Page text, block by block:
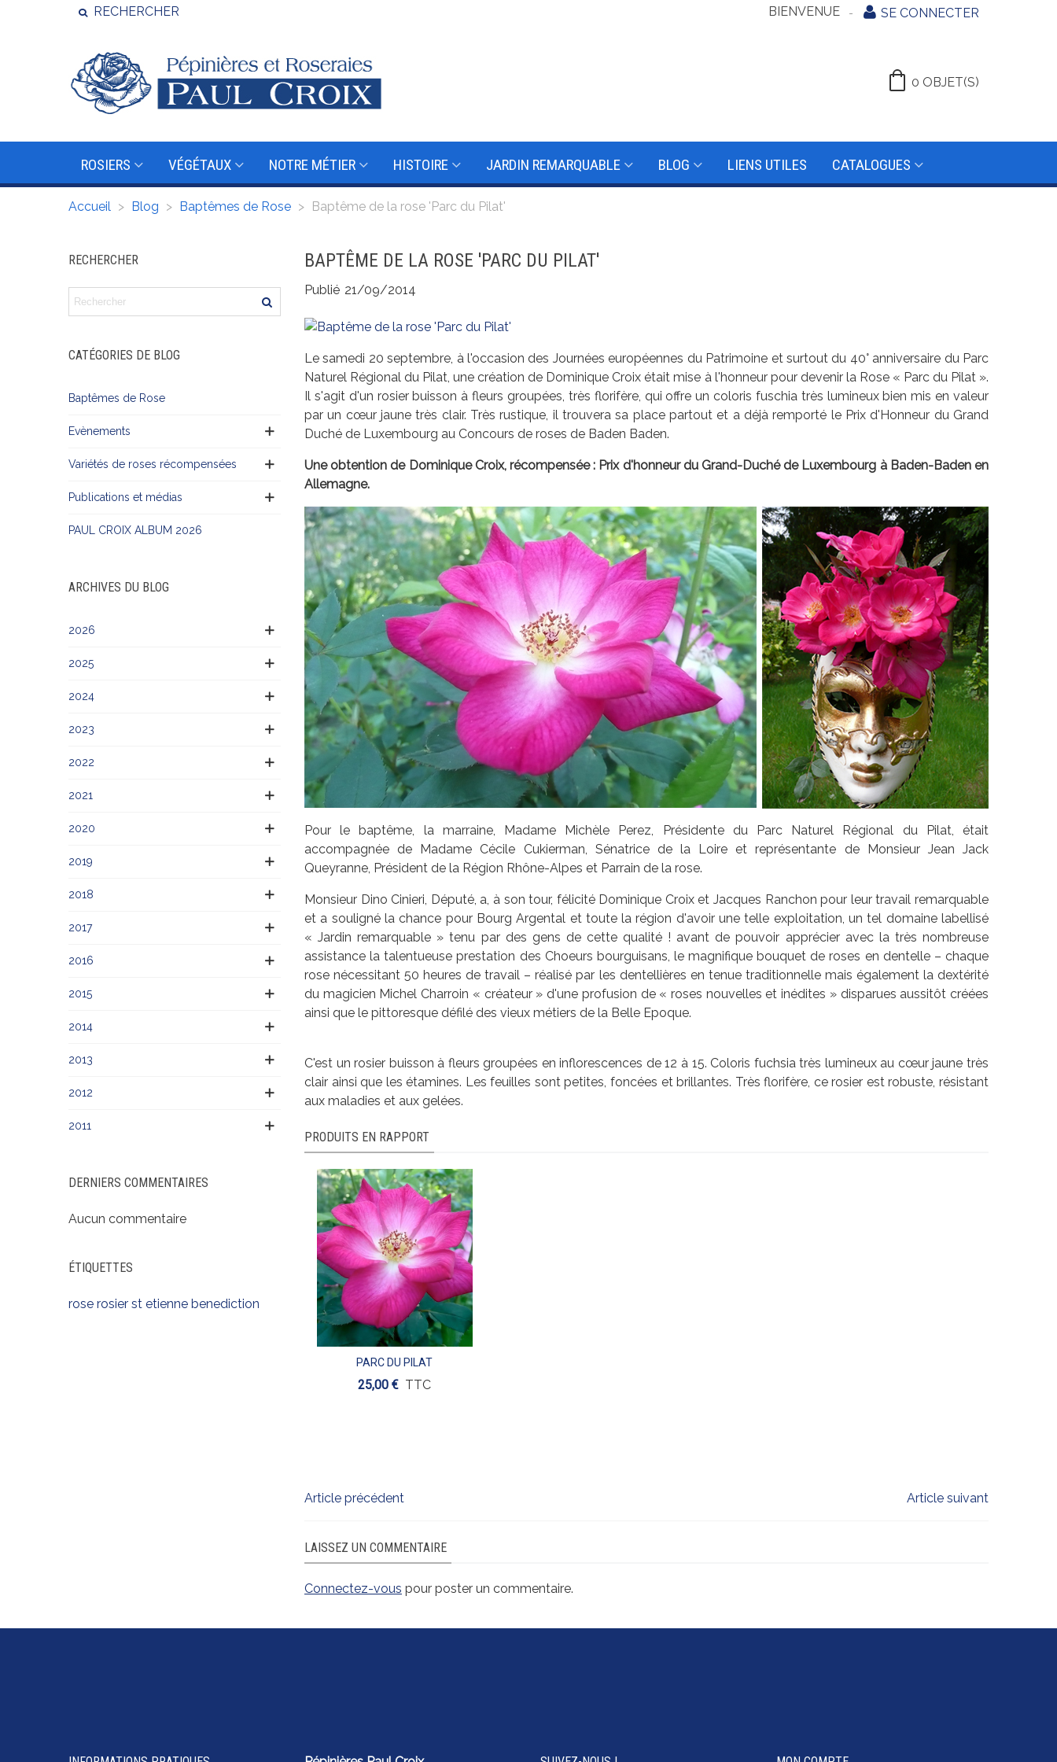
RECHERCHER BIENVENUE SE CONNECTER
0 OBJET(S)
ROSIERS VÉGÉTAUX NOTRE MÉTIER HISTOIRE JARDIN REMARQUABLE BLOG LIENS UTILES CATALOGUES
Accueil > Blog > Baptêmes de Rose > Baptême de la rose 'Parc du Pilat'
RECHERCHER
CATÉGORIES DE BLOG
Baptêmes de Rose
Evènements
Variétés de roses récompensées
Publications et médias
PAUL CROIX ALBUM 2026
ARCHIVES DU BLOG
2026
2025
2024
2023
2022
2021
2020
2019
2018
2017
2016
2015
2014
2013
2012
2011
DERNIERS COMMENTAIRES
Aucun commentaire
ÉTIQUETTES
rose rosier st etienne benediction
BAPTÊME DE LA ROSE 'PARC DU PILAT'
Publié 21/09/2014
Le samedi 20 septembre, à l'occasion des Journées européennes du Patrimoine et surtout du 40° anniversaire du Parc
Naturel Régional du Pilat, une création de Dominique Croix était mise à l'honneur pour devenir la Rose « Parc du Pilat ».
Il s'agit d'un rosier buisson à fleurs groupées, très florifère, qui offre un coloris fuschia très lumineux bien mis en valeur
par un cœur jaune très clair. Très rustique, il trouvera sa place partout et a déjà remporté le Prix d'Honneur du Grand
Duché de Luxembourg au Concours de roses de Baden Baden.
Une obtention de Dominique Croix, récompensée : Prix d'honneur du Grand-Duché de Luxembourg à Baden-Baden en
Allemagne.
Pour le baptême, la marraine, Madame Michèle Perez, Présidente du Parc Naturel Régional du Pilat, était
accompagnée de Madame Cécile Cukierman, Sénatrice de la Loire et représentante de Monsieur Jean Jack
Queyranne, Président de la Région Rhône-Alpes et Parrain de la rose.
Monsieur Dino Cinieri, Député, a, à son tour, félicité Dominique Croix et Jacques Ranchon pour leur travail remarquable
et a souligné la chance pour Bourg Argental et toute la région d'avoir une telle exploitation, un tel domaine labellisé
« Jardin remarquable » tenu par des gens de cette qualité ! avant de pouvoir apprécier avec la très nombreuse
assistance la talentueuse prestation des Choeurs bourguisans, le magnifique bouquet de roses en dentelle – chaque
rose nécessitant 50 heures de travail – réalisé par les dentellières en tenue traditionnelle mais également la dextérité
du magicien Michel Charroin « créateur » d'une profusion de « roses nouvelles et inédites » disparues aussitôt créées
ainsi que le pittoresque défilé des vieux métiers de la Belle Epoque.
C'est un rosier buisson à fleurs groupées en inflorescences de 12 à 15. Coloris fuchsia très lumineux au cœur jaune très
clair ainsi que les étamines. Les feuilles sont petites, foncées et brillantes. Très florifère, ce rosier est robuste, résistant
aux maladies et aux gelées.
PRODUITS EN RAPPORT
Aperçu
PARC DU PILAT
25,00 € TTC
Article précédent Article suivant
LAISSEZ UN COMMENTAIRE
Connectez-vous pour poster un commentaire.